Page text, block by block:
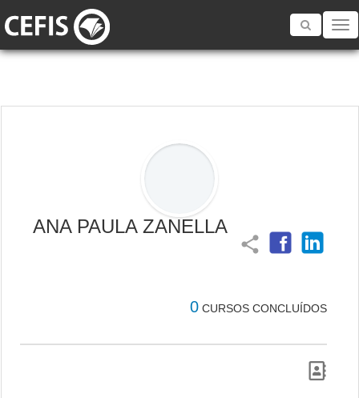
Toggle
ANA PAULA ZANELLA
share
0 CURSOS CONCLUÍDOS